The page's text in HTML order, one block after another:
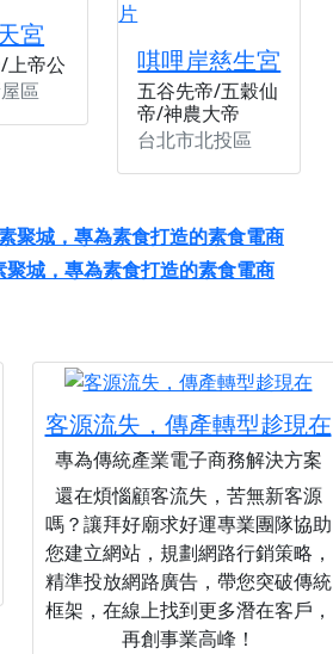
事業順遂、百邪退散。
宮
上帝公
區
唭哩岸慈生宮
五谷先帝/五穀仙
帝/神農大帝
台北市北投區
聚城，專為素食打造的素食電商
客源流失，傳產轉型趁現在
專為傳統產業電子商務解決方案
還在煩惱顧客流失，苦無新客源
嗎？讓拜好廟求好運專業團隊協助
您建立網站，規劃網路行銷策略，
精準投放網路廣告，帶您突破傳統
框架，在線上找到更多潛在客戶，
再創事業高峰！